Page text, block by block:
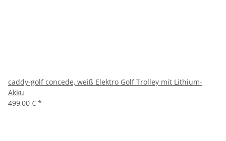
caddy-golf concede, weiß Elektro Golf Trolley mit Lithium-
Akku
499,00 € *